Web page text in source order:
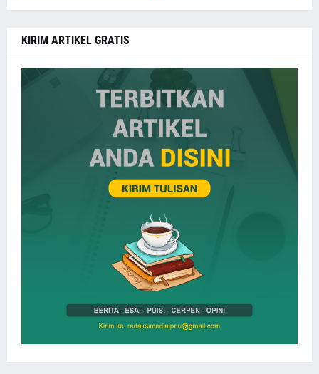
KIRIM ARTIKEL GRATIS